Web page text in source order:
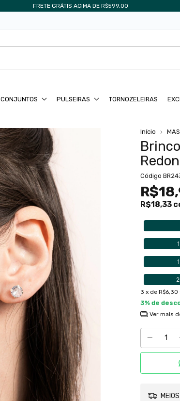
FRETE GRÁTIS ACIMA DE R$599,00
CONJUNTOS PULSEIRAS TORNOZELEIRAS
Início
Código
R$18,33
3 x de R$6,30
3% de
Ver mais